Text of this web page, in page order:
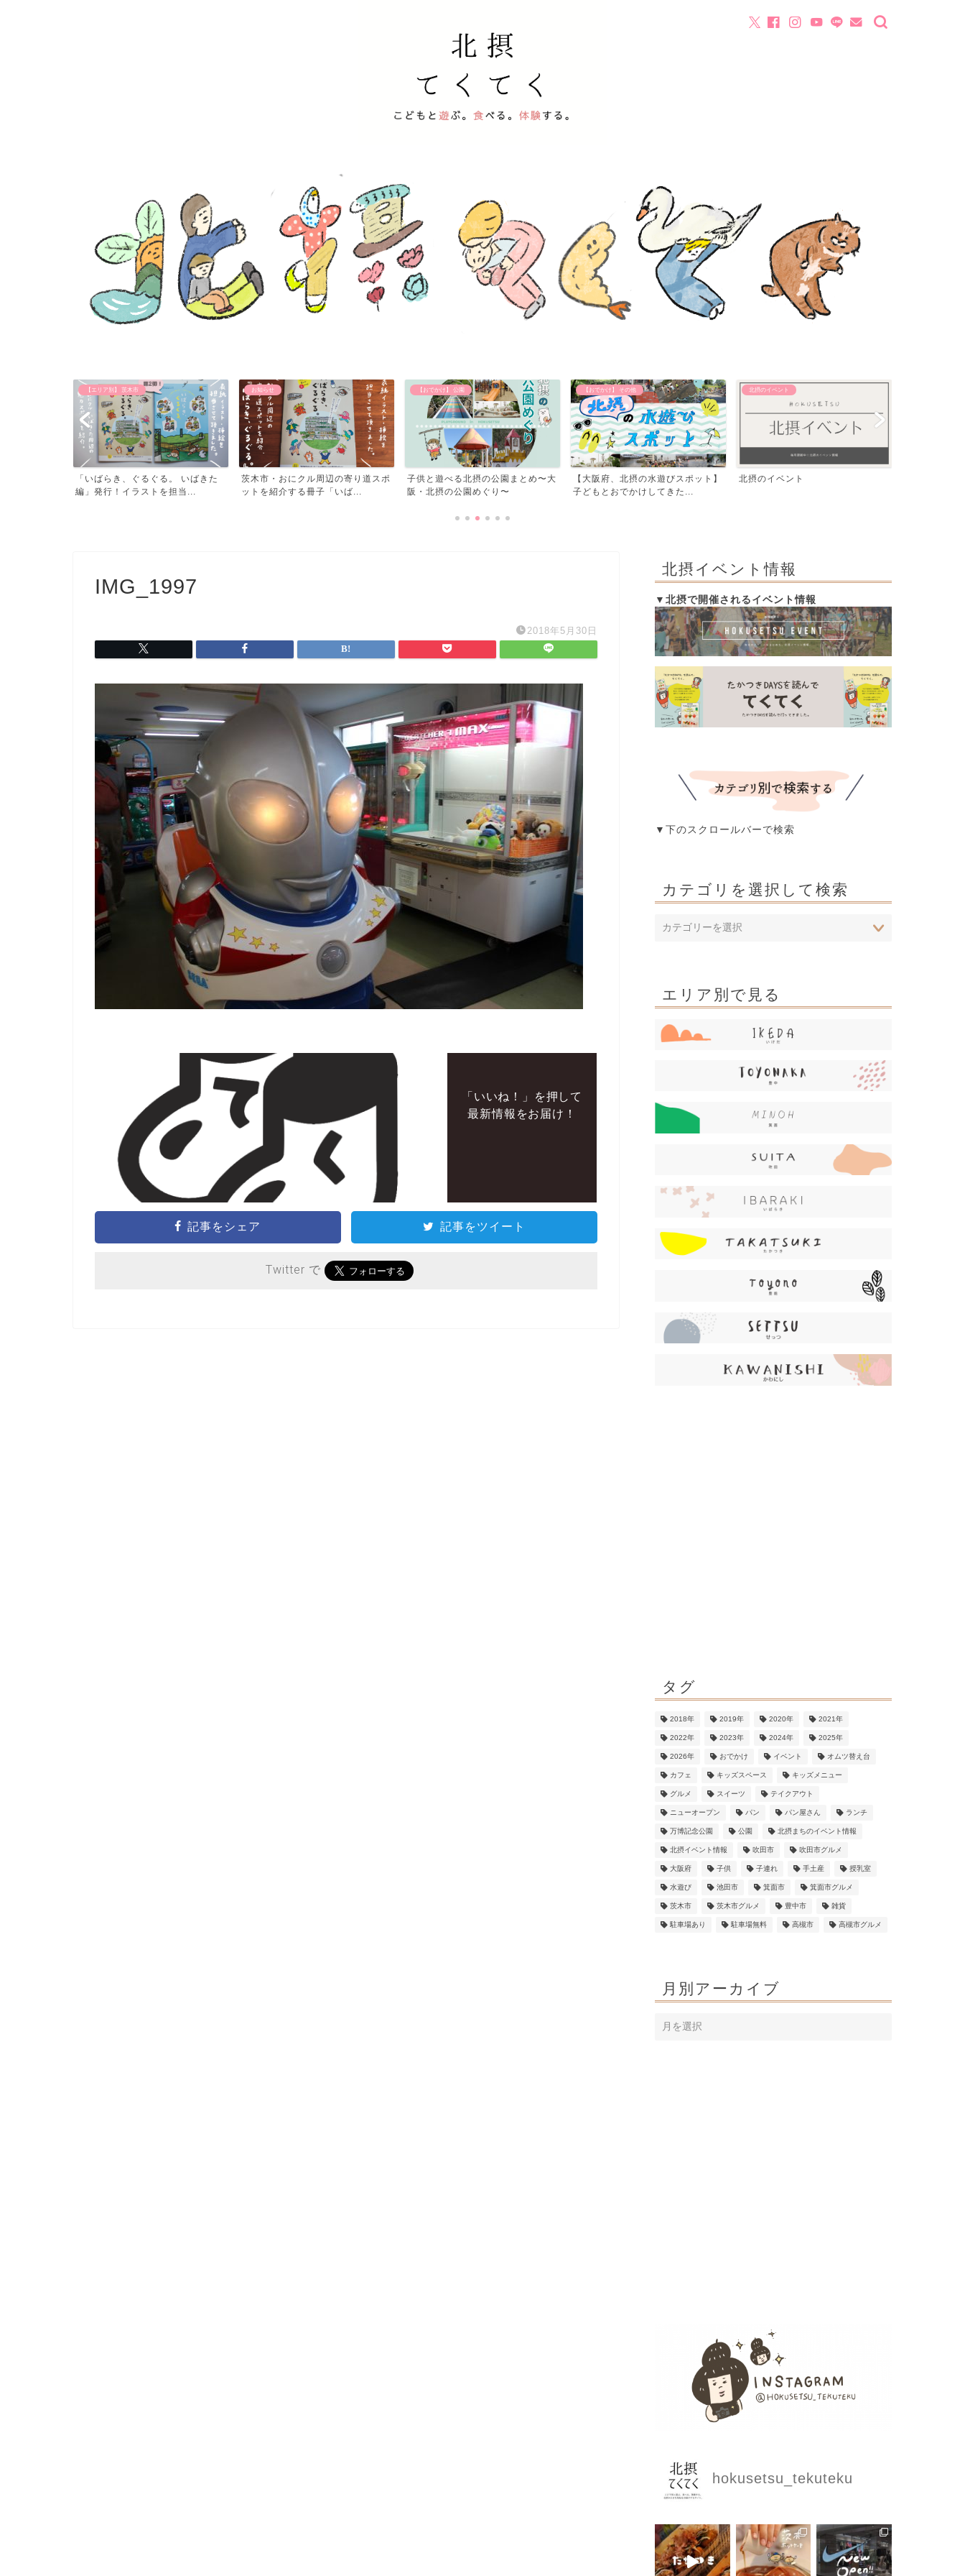
お知らせ
茨木市・おにクル周辺の寄り道スポ
ットを紹介する冊子「いば...
【おでかけ】 公園
子供と遊べる北摂の公園まとめ〜大
阪・北摂の公園めぐり〜
【おでかけ】 その他
【大阪府、北摂の水遊びスポット】
子どもとおでかけしてきた...
北摂のイベント
北摂のイベント
【おでかけ】 その他
飛行機が間近で見える！豊中つばさ
IMG_1997
2018年5月30日
「いいね！」を押して
最新情報をお届け！
記事をシェア 記事をツイート
Twitter で
北摂イベント情報
▼北摂で開催されるイベント情報
▼下のスクロールバーで検索
カテゴリを選択して検索
エリア別で見る
タグ
2018年 2019年 2020年 2021年
2022年 2023年 2024年 2025年
2026年 おでかけ イベント オムツ替え台
カフェ キッズスペース キッズメニュー
グルメ スイーツ テイクアウト
ニューオープン パン パン屋さん ランチ
万博記念公園 公園 北摂まちのイベント情報
北摂イベント情報 吹田市 吹田市グルメ
大阪府 子供 子連れ 手土産 授乳室
水遊び 池田市 箕面市 箕面市グルメ
茨木市 茨木市グルメ 豊中市 雑貨
駐車場あり 駐車場無料 高槻市 高槻市グルメ
月別アーカイブ
hokusetsu_tekuteku